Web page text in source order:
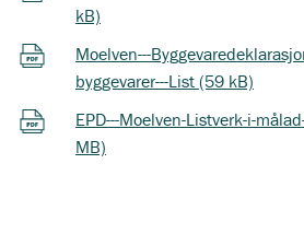
kB)
Moelven---
byggevarer---List (59 kB)
EPD---Moelven-Listverk-i-
MB)